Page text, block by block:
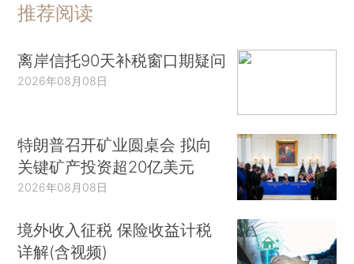
推荐阅读
离岸信托90天补税窗口期疑问
2026年08月08日
特朗普召开矿业圆桌会 拟向
关键矿产投资超20亿美元
2026年08月08日
境外收入征税 保险收益计税
详解(含视频)